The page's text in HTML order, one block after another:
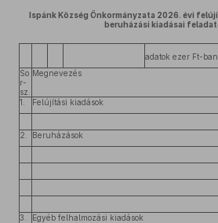
Ispánk Község Önkormányzata 2026. évi
beruházási kiadásai
adatok ezer Ft-ban
So
r-
sz.
Megnevezés
1. Felújítási kiadások
2. Beruházások
3. Egyéb felhalmozási kiadások